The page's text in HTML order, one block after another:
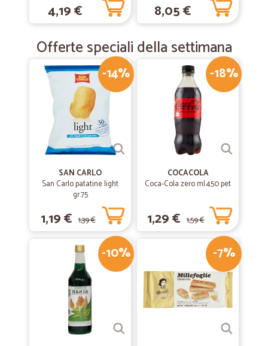
4,19 € 8,05 €
Offerte speciali della settimana
-14%
SAN CARLO
San Carlo patatine light
gr.75
1,19 € 1,39 €
-18%
COCACOLA
Coca-Cola zero ml.450 pet
1,29 € 1,59 €
-10% -7%